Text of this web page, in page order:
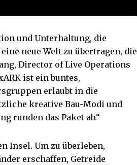
und Unterhaltung, die
neue Welt zu übertragen, die
Director of Live Operations
ist ein buntes,
erlaubt in die
kreative Bau-Modi und
runden das Paket ab.“
Insel. Um zu überleben,
erschaffen, Getreide